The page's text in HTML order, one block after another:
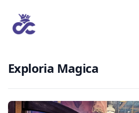
Exploria Magica